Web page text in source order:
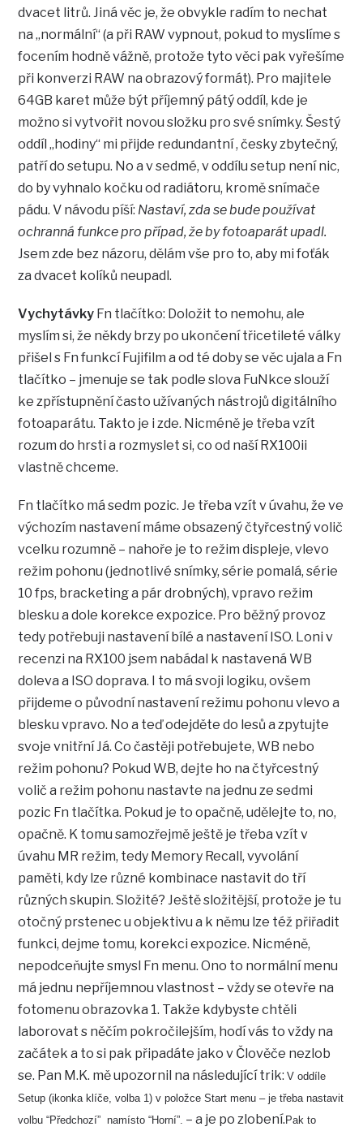
dvacet litrů. Jiná věc je, že obvykle radím to nechat
na „normální“ (a při RAW vypnout, pokud to myslíme s
focením hodně vážně, protože tyto věci pak vyřešíme
při konverzi RAW na obrazový formát). Pro majitele
64GB karet může být příjemný pátý oddíl, kde je
možno si vytvořit novou složku pro své snímky. Šestý
oddíl „hodiny“ mi přijde redundantní , česky zbytečný,
patří do setupu. No a v sedmé, v oddílu setup není nic,
do by vyhnalo kočku od radiátoru, kromě snímače
pádu. V návodu píší: Nastaví, zda se bude používat
ochranná funkce pro případ, že by fotoaparát upadl.
Jsem zde bez názoru, dělám vše pro to, aby mi foťák
za dvacet kolíků neupadl.
Vychytávky Fn tlačítko: Doložit to nemohu, ale
myslím si, že někdy brzy po ukončení třicetileté války
přišel s Fn funkcí Fujifilm a od té doby se věc ujala a Fn
tlačítko – jmenuje se tak podle slova FuNkce slouží
ke zpřístupnění často užívaných nástrojů digitálního
fotoaparátu. Takto je i zde. Nicméně je třeba vzít
rozum do hrsti a rozmyslet si, co od naší RX100ii
vlastně chceme.
Fn tlačítko má sedm pozic. Je třeba vzít v úvahu, že ve
výchozím nastavení máme obsazený čtyřcestný volič
vcelku rozumně – nahoře je to režim displeje, vlevo
režim pohonu (jednotlivé snímky, série pomalá, série
10 fps, bracketing a pár drobných), vpravo režim
blesku a dole korekce expozice. Pro běžný provoz
tedy potřebuji nastavení bílé a nastavení ISO. Loni v
recenzi na RX100 jsem nabádal k nastavená WB
doleva a ISO doprava. I to má svoji logiku, ovšem
přijdeme o původní nastavení režimu pohonu vlevo a
blesku vpravo. No a teď odejděte do lesů a zpytujte
svoje vnitřní Já. Co častěji potřebujete, WB nebo
režim pohonu? Pokud WB, dejte ho na čtyřcestný
volič a režim pohonu nastavte na jednu ze sedmi
pozic Fn tlačítka. Pokud je to opačně, udělejte to, no,
opačně. K tomu samozřejmě ještě je třeba vzít v
úvahu MR režim, tedy Memory Recall, vyvolání
paměti, kdy lze různé kombinace nastavit do tří
různých skupin. Složité? Ještě složitější, protože je tu
otočný prstenec u objektivu a k němu lze též přiřadit
funkci, dejme tomu, korekci expozice. Nicméně,
nepodceňujte smysl Fn menu. Ono to normální menu
má jednu nepříjemnou vlastnost – vždy se otevře na
fotomenu obrazovka 1. Takže kdybyste chtěli
laborovat s něčím pokročilejším, hodí vás to vždy na
začátek a to si pak připadáte jako v Člověče nezlob
se. Pan M.K. mě upozornil na následující trik:V oddíle
Setup (ikonka klíče, volba 1) v položce Start menu – je třeba nastavit
volbu “Předchozí” namísto “Horní”. – a je po zlobení. Pak to